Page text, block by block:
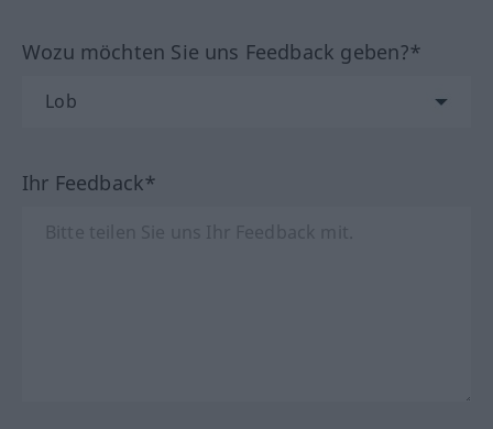
Wozu möchten Sie uns Feedback geben?*
Ihr Feedback*